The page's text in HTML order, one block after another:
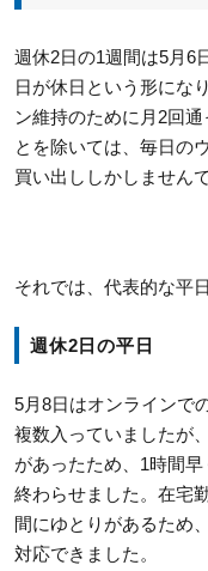
週休2日の1週間は5月6
日が休日という形にな
ン維持のために月2回
とを除いては、毎日の
買い出ししかしません
それでは、代表的な平
週休2日の平日
5月8日はオンラインで
複数入っていましたが
があったため、1時間
終わらせました。在宅
間にゆとりがあるため
対応できました。